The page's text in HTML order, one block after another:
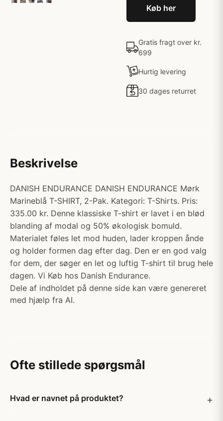
Køb her
Gratis fragt over kr.
699
Hurtig levering
30 dages returret
Beskrivelse
DANISH ENDURANCE DANISH ENDURANCE Mørk
Marineblå T-SHIRT, 2-Pak. Kategori: T-Shirts. Pris:
335.00 kr. Denne klassiske T-shirt er lavet i en blød
blanding af modal og 50% økologisk bomuld.
Materialet føles let mod huden, lader kroppen ånde
og holder formen dag efter dag. Den er en god valg
for dem, der søger en let og luftig T-shirt til brug hele
dagen. Vi Køb hos Danish Endurance.
Dele af indholdet på denne side kan være genereret
med hjælp fra AI.
Ofte stillede spørgsmål
Hvad er navnet på produktet?